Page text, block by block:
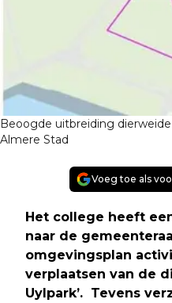
Beoogde uitbreiding
Almere Stad
Voeg toe als
Het college heeft
naar de
omgevingsplan
verplaatsen van de
Uylpark’. Tevens